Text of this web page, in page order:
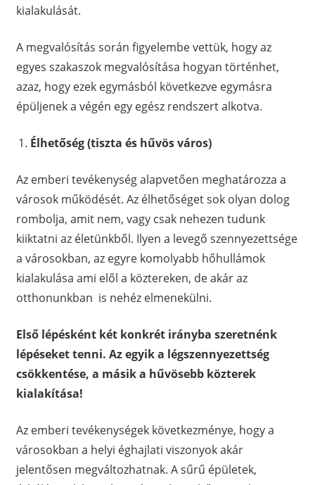
kialakulását.
A megvalósítás során figyelembe vettük, hogy az
egyes szakaszok megvalósítása hogyan történhet,
azaz, hogy ezek egymásból következve egymásra
épüljenek a végén egy egész rendszert alkotva.
Élhetőség (tiszta és hűvös város)
Az emberi tevékenység alapvetően meghatározza a
városok működését. Az élhetőséget sok olyan dolog
rombolja, amit nem, vagy csak nehezen tudunk
kiiktatni az életünkből. Ilyen a levegő szennyezettsége
a városokban, az egyre komolyabb hőhullámok
kialakulása ami elől a köztereken, de akár az
otthonunkban is nehéz elmenekülni.
Első lépésként két konkrét irányba szeretnénk
lépéseket tenni. Az egyik a légszennyezettség
csökkentése, a másik a hűvösebb közterek
kialakítása!
Az emberi tevékenységek következménye, hogy a
városokban a helyi éghajlati viszonyok akár
jelentősen megváltozhatnak. A sűrű épületek,